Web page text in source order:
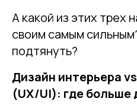
А какой из этих трех
своим самым
подтянуть?
Дизайн интерьера
(UX/UI): где больше